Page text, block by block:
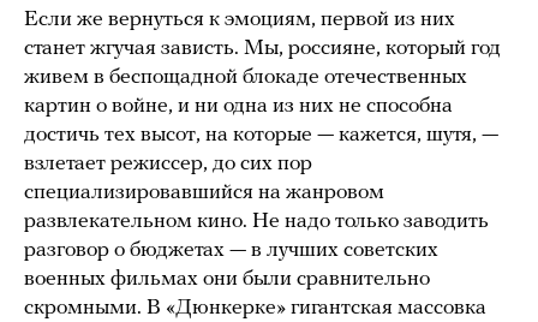
Если же вернуться к эмоциям, первой из них
станет жгучая зависть. Мы, россияне, который год
живем в беспощадной блокаде отечественных
картин о войне, и ни одна из них не способна
достичь тех высот, на которые — кажется, шутя, —
взлетает режиссер, до сих пор
специализировавшийся на жанровом
развлекательном кино. Не надо только заводить
разговор о бюджетах — в лучших советских
военных фильмах они были сравнительно
скромными. В «Дюнкерке» гигантская массовка